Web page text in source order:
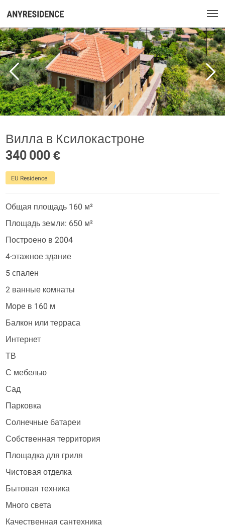
Вилла в Ксилокастроне
340 000 €
EU Residence
Общая площадь 160 м²
Площадь земли: 650 м²
Построено в 2004
4-этажное здание
5 спален
2 ванные комнаты
Море в 160 м
Балкон или терраса
Интернет
ТВ
С мебелью
Сад
Парковка
Солнечные батареи
Собственная территория
Площадка для гриля
Чистовая отделка
Бытовая техника
Много света
Качественная сантехника